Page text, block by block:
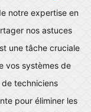
notre expertise en
nos astuces
une tâche cruciale
vos systèmes de
techniciens
pour éliminer les